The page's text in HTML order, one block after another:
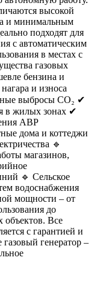
высокой
и минимальным
подходят для
с автоматическим
в местах с
газовых
бензина и
и износа
выбросы CO₂ ✔
в жилых зонах ✔
АВР
дома и коттеджи
🔹
магазинов,
🔹 Сельское
водоснабжения
мощности – от
до
Все
с гарантией и
генератор –